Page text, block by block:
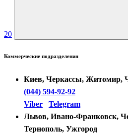
20
Коммерческие подразделения
Киев, Черкассы, Житомир,
(044) 594-92-92
Viber
Telegram
Львов, Ивано-Франковск,
Тернополь, Ужгород